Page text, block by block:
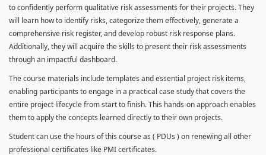
to confidently perform qualitative risk assessments for their projects. They
will learn how to identify risks, categorize them effectively, generate a
comprehensive risk register, and develop robust risk response plans.
Additionally, they will acquire the skills to present their risk assessments
through an impactful dashboard.
The course materials include templates and essential project risk items,
enabling participants to engage in a practical case study that covers the
entire project lifecycle from start to finish. This hands-on approach enables
them to apply the concepts learned directly to their own projects.
Student can use the hours of this course as ( PDUs ) on renewing all other
professional certificates like PMI certificates.